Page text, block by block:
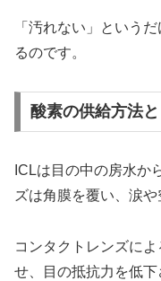
「汚れない」という
るのです。
酸素の供給方法
ICLは目の中の房水か
ズは角膜を覆い、涙
コンタクトレンズに
せ、目の抵抗力を低下